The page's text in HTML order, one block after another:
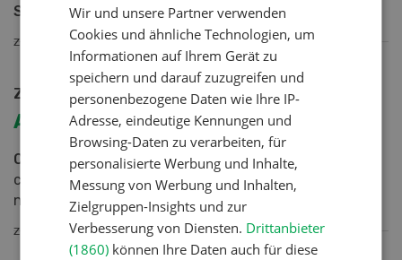
SämaschineNodet…
ZUR ANZEIGE
zu verschenken
Abzugeben: Mähdrescher
Oldtimer-MähdrescherKödel & Böhm abzugeben,
ca. Jg. 1960, Region 8400, Maschine läuft, wird aber
nicht…
ZUR ANZEIGE
Wir und unsere Partner verwenden
Cookies und ähnliche Technologien, um
Informationen auf Ihrem Gerät zu
speichern und darauf zuzugreifen und
personenbezogene Daten wie Ihre IP-
Adresse, eindeutige Kennungen und
Browsing-Daten zu verarbeiten, für
personalisierte Werbung und Inhalte,
Messung von Werbung und Inhalten,
Zielgruppen-Insights und zur
Verbesserung von Diensten. Drittanbieter
(1860) können Ihre Daten auch für diese